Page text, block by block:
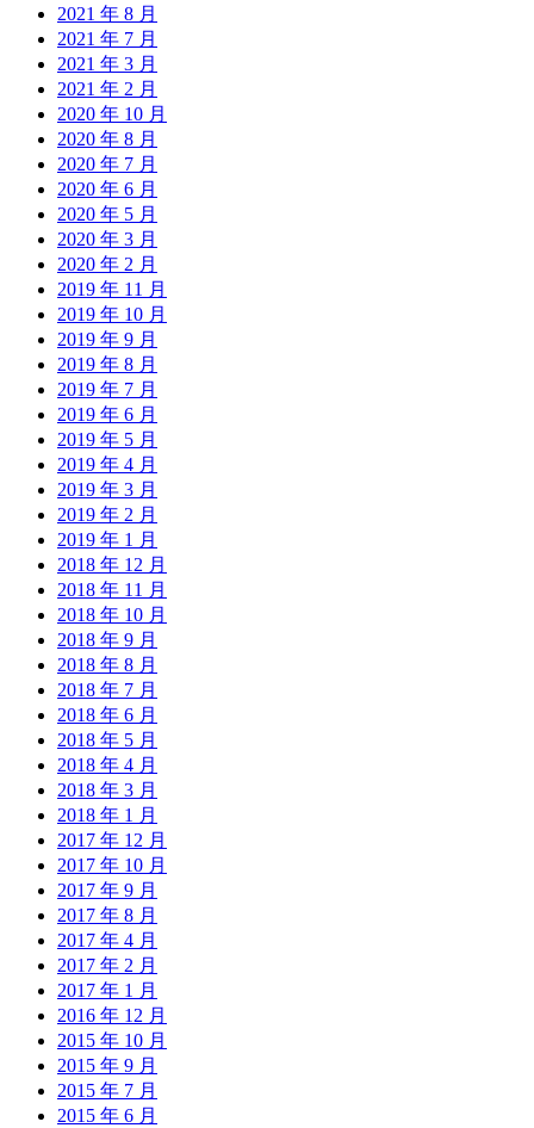
2021 年 8 月
2021 年 7 月
2021 年 3 月
2021 年 2 月
2020 年 10 月
2020 年 8 月
2020 年 7 月
2020 年 6 月
2020 年 5 月
2020 年 3 月
2020 年 2 月
2019 年 11 月
2019 年 10 月
2019 年 9 月
2019 年 8 月
2019 年 7 月
2019 年 6 月
2019 年 5 月
2019 年 4 月
2019 年 3 月
2019 年 2 月
2019 年 1 月
2018 年 12 月
2018 年 11 月
2018 年 10 月
2018 年 9 月
2018 年 8 月
2018 年 7 月
2018 年 6 月
2018 年 5 月
2018 年 4 月
2018 年 3 月
2018 年 1 月
2017 年 12 月
2017 年 10 月
2017 年 9 月
2017 年 8 月
2017 年 4 月
2017 年 2 月
2017 年 1 月
2016 年 12 月
2015 年 10 月
2015 年 9 月
2015 年 7 月
2015 年 6 月